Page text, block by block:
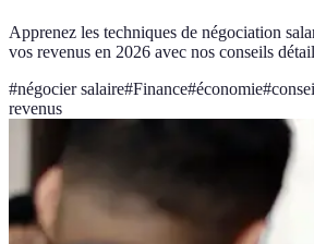
Apprenez les techniques de négociation
vos revenus en 2026 avec nos conseils
#négocier salaire#Finance#économie#
revenus